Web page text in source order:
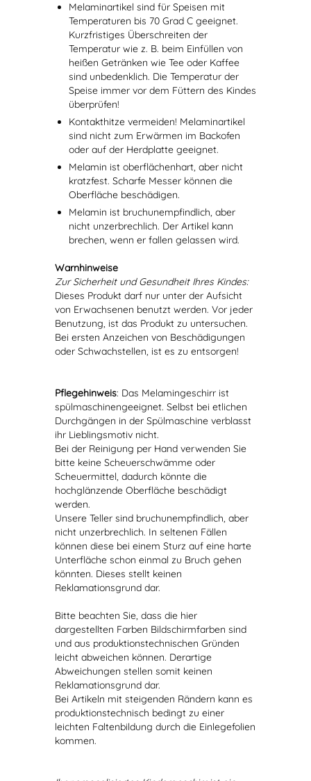
Melaminartikel sind für Speisen mit
Temperaturen bis 70 Grad C geeignet.
Kurzfristiges Überschreiten der
Temperatur wie z. B. beim Einfüllen von
heißen Getränken wie Tee oder Kaffee
sind unbedenklich. Die Temperatur der
Speise immer vor dem Füttern des Kindes
überprüfen!
Kontakthitze vermeiden! Melaminartikel
sind nicht zum Erwärmen im Backofen
oder auf der Herdplatte geeignet.
Melamin ist oberflächenhart, aber nicht
kratzfest. Scharfe Messer können die
Oberfläche beschädigen.
Melamin ist bruchunempfindlich, aber
nicht unzerbrechlich. Der Artikel kann
brechen, wenn er fallen gelassen wird.
Warnhinweise
Zur Sicherheit und Gesundheit Ihres Kindes:
Dieses Produkt darf nur unter der Aufsicht
von Erwachsenen benutzt werden. Vor jeder
Benutzung, ist das Produkt zu untersuchen.
Bei ersten Anzeichen von Beschädigungen
oder Schwachstellen, ist es zu entsorgen!
Pflegehinweis: Das Melamingeschirr ist
spülmaschinengeeignet. Selbst bei etlichen
Durchgängen in der Spülmaschine verblasst
ihr Lieblingsmotiv nicht.
Bei der Reinigung per Hand verwenden Sie
bitte keine Scheuerschwämme oder
Scheuermittel, dadurch könnte die
hochglänzende Oberfläche beschädigt
werden.
Unsere Teller sind bruchunempfindlich, aber
nicht unzerbrechlich. In seltenen Fällen
können diese bei einem Sturz auf eine harte
Unterfläche schon einmal zu Bruch gehen
könnten. Dieses stellt keinen
Reklamationsgrund dar.
Bitte beachten Sie, dass die hier
dargestellten Farben Bildschirmfarben sind
und aus produktionstechnischen Gründen
leicht abweichen können. Derartige
Abweichungen stellen somit keinen
Reklamationsgrund dar.
Bei Artikeln mit steigenden Rändern kann es
produktionstechnisch bedingt zu einer
leichten Faltenbildung durch die Einlegefolien
kommen.